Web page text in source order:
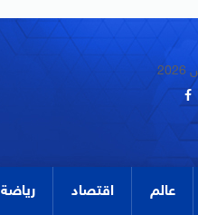
عالم اقتصاد رياضة